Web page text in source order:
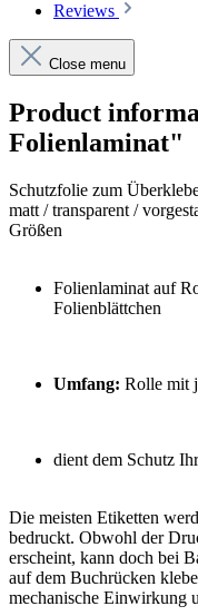
Reviews
Close menu
Product
Folienlaminat"
Schutzfolie zum
matt / transparent /
Größen
Folienlaminat auf
Folienblättchen
Umfang: Rolle mit
dient dem Schutz
Die meisten Etiketten
bedruckt. Obwohl der
erscheint, kann doch bei
auf dem Buchrücken
mechanische Einwirkung